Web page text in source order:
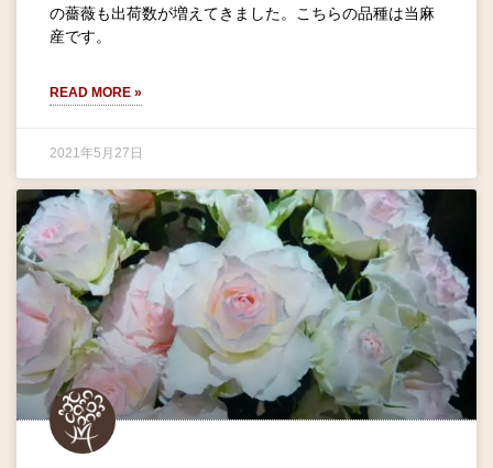
の薔薇も出荷数が増えてきました。こちらの品種は当麻
産です。
READ MORE »
2021年5月27日